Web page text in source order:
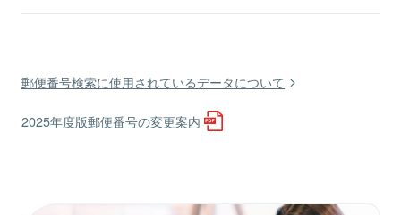
郵便番号検索に使用されているデータについて
2025年度版郵便番号の変更案内